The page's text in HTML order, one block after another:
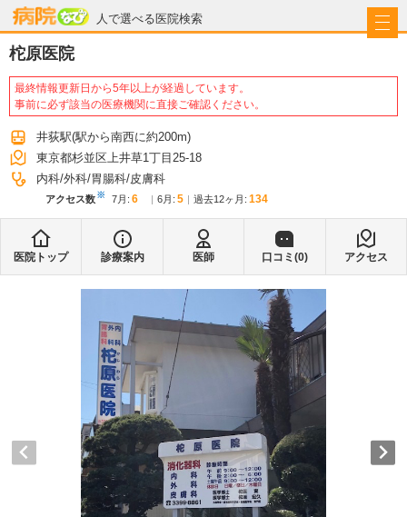
人で選べる医院検索
病院なび
柁原医院
最終情報更新日から5年以上が経過しています。
事前に必ず該当の医療機関に直接ご確認ください。
井荻駅(駅から南西に約200m)
東京都杉並区上井草1丁目25-18
内科 外科 胃腸科 皮膚科
アクセス数※ 7月 : 6 6月 : 5 過去12ヶ月: 134
医院トップ 診療案内 医師 口コミ(0) アクセス